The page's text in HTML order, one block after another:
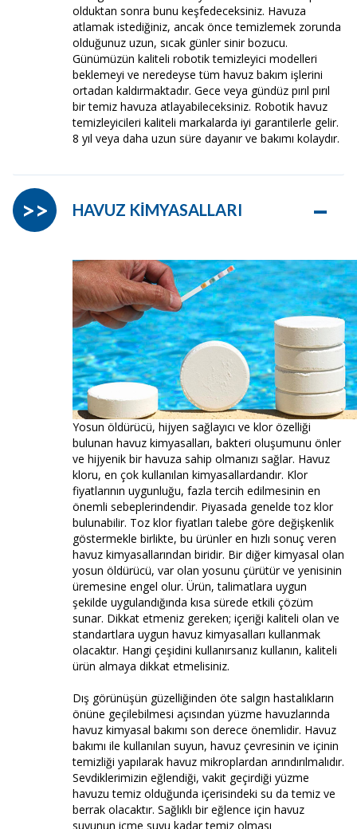
olduktan sonra bunu keşfedeceksiniz. Havuza
atlamak istediğiniz, ancak önce temizlemek zorunda
olduğunuz uzun, sıcak günler sinir bozucu.
Günümüzün kaliteli robotik temizleyici modelleri
beklemeyi ve neredeyse tüm havuz bakım işlerini
ortadan kaldırmaktadır. Gece veya gündüz pırıl pırıl
bir temiz havuza atlayabileceksiniz. Robotik havuz
temizleyicileri kaliteli markalarda iyi garantilerle gelir.
8 yıl veya daha uzun süre dayanır ve bakımı kolaydır.
HAVUZ KİMYASALLARI –
>>
Yosun öldürücü, hijyen sağlayıcı ve klor özelliği
bulunan havuz kimyasalları, bakteri oluşumunu önler
ve hijyenik bir havuza sahip olmanızı sağlar. Havuz
kloru, en çok kullanılan kimyasallardandır. Klor
fiyatlarının uygunluğu, fazla tercih edilmesinin en
önemli sebeplerindendir. Piyasada genelde toz klor
bulunabilir. Toz klor fiyatları talebe göre değişkenlik
göstermekle birlikte, bu ürünler en hızlı sonuç veren
havuz kimyasallarından biridir. Bir diğer kimyasal olan
yosun öldürücü, var olan yosunu çürütür ve yenisinin
üremesine engel olur. Ürün, talimatlara uygun
şekilde uygulandığında kısa sürede etkili çözüm
sunar. Dikkat etmeniz gereken; içeriği kaliteli olan ve
standartlara uygun havuz kimyasalları kullanmak
olacaktır. Hangi çeşidini kullanırsanız kullanın, kaliteli
ürün almaya dikkat etmelisiniz.
Dış görünüşün güzelliğinden öte salgın hastalıkların
önüne geçilebilmesi açısından yüzme havuzlarında
havuz kimyasal bakımı son derece önemlidir. Havuz
bakımı ile kullanılan suyun, havuz çevresinin ve içinin
temizliği yapılarak havuz mikroplardan arındırılmalıdır.
Sevdiklerimizin eğlendiği, vakit geçirdiği yüzme
havuzu temiz olduğunda içerisindeki su da temiz ve
berrak olacaktır. Sağlıklı bir eğlence için havuz
suyunun içme suyu kadar temiz olması